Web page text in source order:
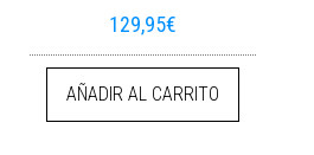
129,95€
AÑADIR AL CARRITO